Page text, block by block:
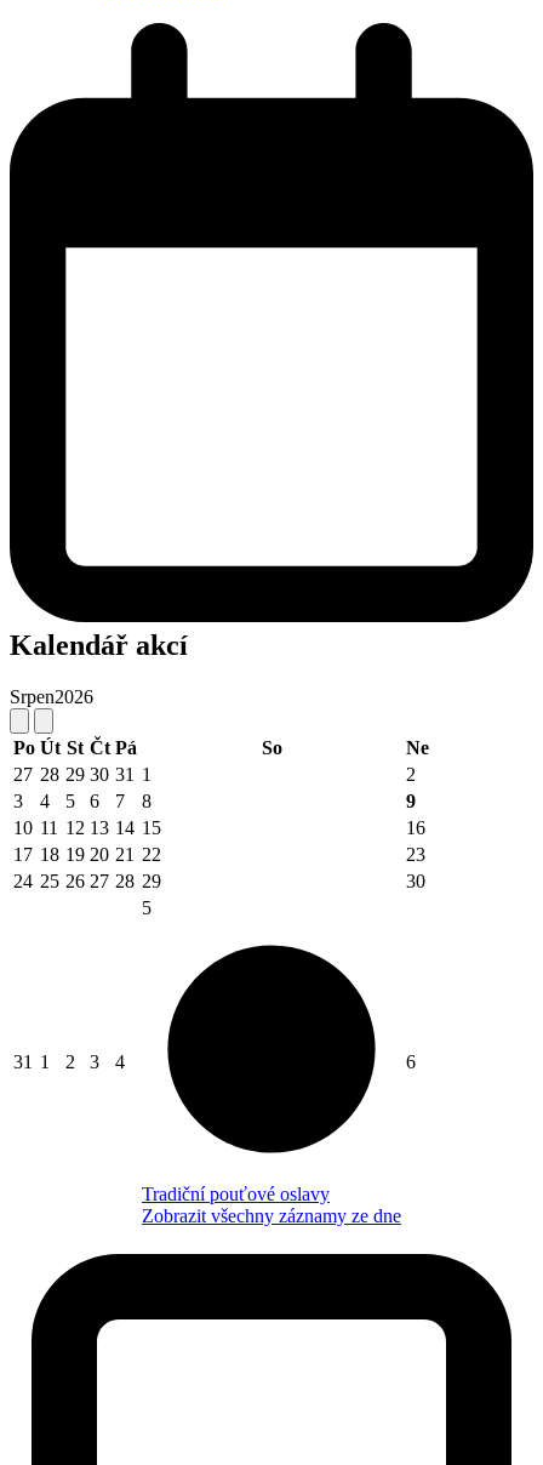
Kalendář akcí
Srpen2026
Po Út St Čt Pá So
Ne
27 28 29 30 31 1
2
3
4 5 6 7 8
9
10 11 12 13 14 15
16
17 18 19 20 21 22
23
24 25 26 27 28 29 30
31 1 2 3 4
5
Tradiční pouťové oslavy
Zobrazit všechny záznamy ze dne
6